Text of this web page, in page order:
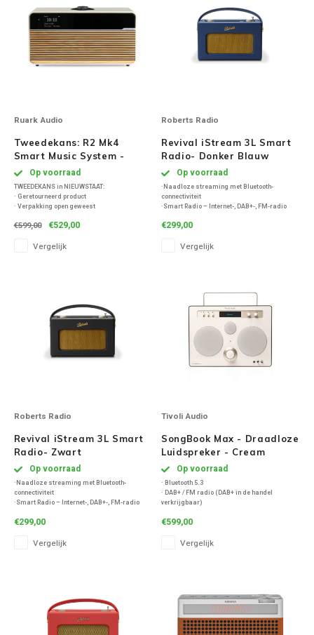
Ruark Audio
Tweedekans: R2 Mk4
Smart Music System -
Light Cream
Op voorraad
TWEEDEKANS in NIEUWSTAAT:
· Geretourneerd product
· Verpakking open geweest
gecontroleerd en getest
€599,00 €529,00
Vergelijk
Roberts Radio
Revival iStream 3L Smart
Radio- Donker Blauw
Op voorraad
·Naadloze streaming met Bluetooth-
connectiviteit
·Smart Radio – Internet-, DAB+-, FM-radio
·Akoestisch afgestemde houten behuizing
€299,00
Vergelijk
Roberts Radio
Revival iStream 3L Smart
Radio- Zwart
Op voorraad
·Naadloze streaming met Bluetooth-
connectiviteit
·Smart Radio – Internet-, DAB+-, FM-radio
·Akoestisch afgestemde houten behuizing
€299,00
Vergelijk
Tivoli Audio
SongBook Max - Draadloze
Luidspreker - Cream
BrownOp voorraad
· Bluetooth 5.3
· DAB+ / FM radio (DAB+ in de handel
verkrijgbaar)
· Ingebouwde voorversterker - Aux-
110k Ohm
€599,00
Vergelijk